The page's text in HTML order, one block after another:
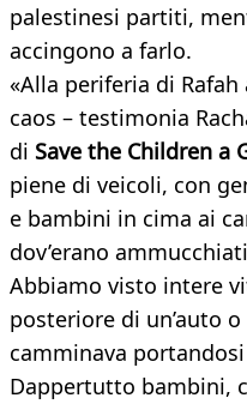
palestinesi partiti,
accingono a farlo.
«Alla periferia di
caos – testimonia
di Save the Children a
piene di veicoli, con
e bambini in cima ai
dov’erano
Abbiamo visto intere
posteriore di un’auto
camminava
Dappertutto bambini,